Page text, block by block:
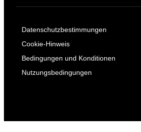
Datenschutzbestimmungen
Cookie-Hinweis
Bedingungen und Konditionen
Nutzungsbedingungen